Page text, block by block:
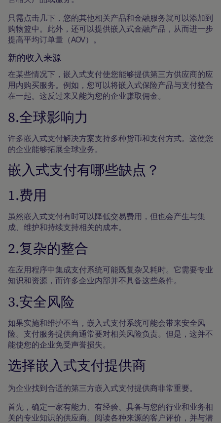
只需点击几下，您的其他相关产品和金融服务就可以添加到
购物篮中。此外，还可以提供嵌入式金融产品，从而进一步
提高平均订单量（AOV）。
新的收入来源
在某些情况下，嵌入式支付使您能够提供第三方供应商的应
用内购买服务。例如，您可以将嵌入式保险产品与支付整合
在一起。这反过来又能为您的企业赚取佣金。
8.全球影响力
许多嵌入式支付解决方案支持多种货币和支付方式。这使您
的企业能够拓展全球业务。
嵌入式支付有哪些缺点？
1.费用
虽然嵌入式支付有时可以降低交易费用，但也会产生与集
成、维护和持续支持相关的成本。
2.复杂的整合
在应用程序中集成支付系统可能既复杂又耗时。它需要专业
知识和资源，而许多企业内部并不具备这些条件。
3.安全风险
如果实施和维护不当，嵌入式支付系统可能会带来安全风
险。支付服务提供商通常要对相关风险负责。但是，这并不
能使您的企业免受声誉损失。
选择嵌入式支付提供商
为企业找到合适的第三方嵌入式支付提供商非常重要。
首先，确定一家有能力、有经验、具备与您的行业和业务相
关的专业知识的供应商。阅读各种来源的客户评价，并与潜